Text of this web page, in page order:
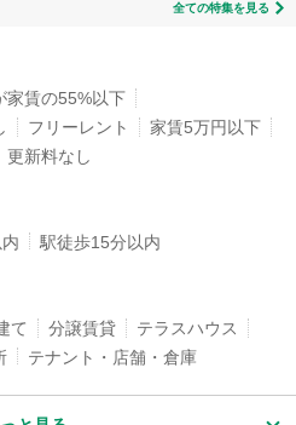
全ての特集を見る
家賃の55%以下
フリーレント
家賃5万円以下
更新料なし
駅徒歩15分以内
て 分譲賃貸
テラスハウス
テナント・店舗・倉庫